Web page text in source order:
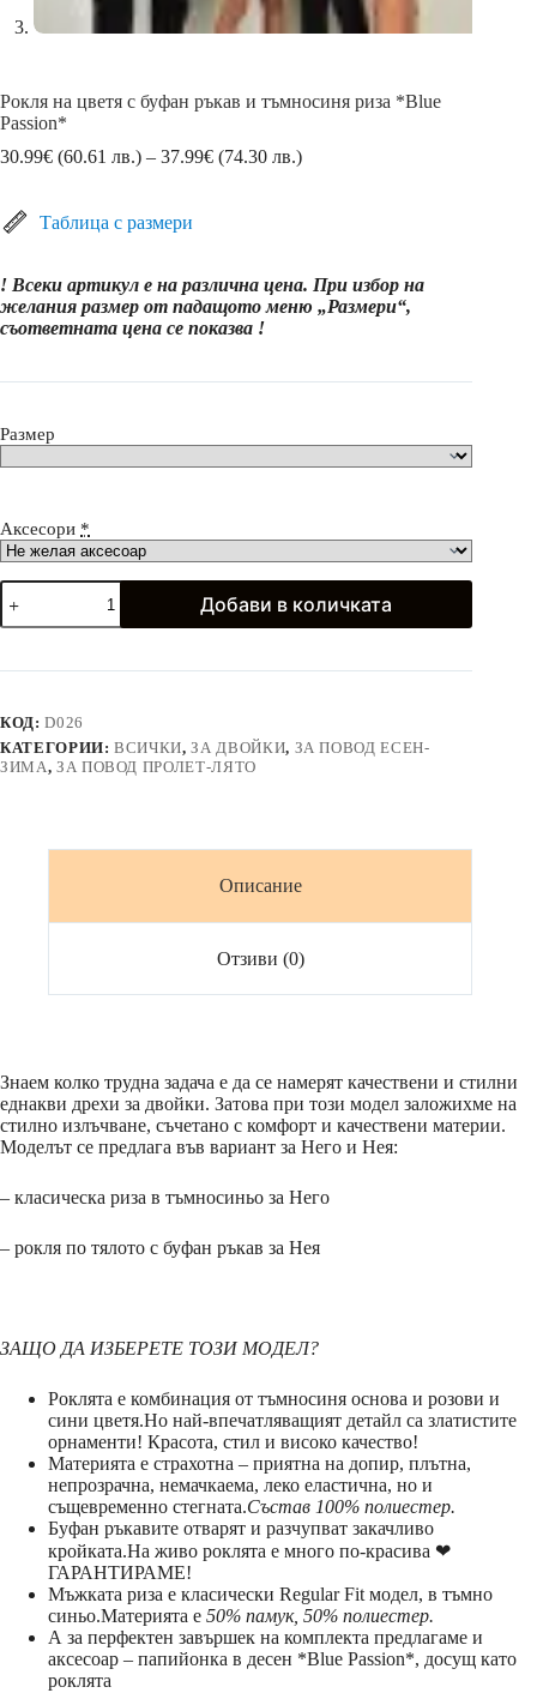
Рокля на цветя с буфан ръкав и тъмносиня риза *Blue
Passion*
30.99€ (60.61 лв.) – 37.99€ (74.30 лв.)Price
37.99€
(74.30
Таблица с размери
! Всеки артикул е на различна цена. При избор на
желания размер от падащото меню „Размери“,
съответната цена се показва !
Размер
Аксесори *
количество
за
Рокля
цветя
ръкав
и
тъмносиня
Добави в количката
КОД:D026
КАТЕГОРИИ:ВСИЧКИ,ЗА ДВОЙКИ, ЗА ПОВОД ЕСЕН-
ЗИМА, ЗА ПОВОД ПРОЛЕТ-ЛЯТО
Описание
Отзиви (0)
Знаем колко трудна задача е да се намерят качествени и стилни
еднакви дрехи за двойки. Затова при този модел заложихме на
стилно излъчване, съчетано с комфорт и качествени материи.
Моделът се предлага във вариант за Него и Нея:
– класическа риза в тъмносиньо за Него
– рокля по тялото с буфан ръкав за Нея
ЗАЩО ДА ИЗБЕРЕТЕ ТОЗИ МОДЕЛ?
Роклята е комбинация от тъмносиня основа и розови и
сини цветя.Но най-впечатляващият детайл са златистите
орнаменти! Красота, стил и високо качество!
Материята е страхотна – приятна на допир, плътна,
непрозрачна, немачкаема, леко еластична, но и
същевременно стегната.Състав 100% полиестер.
Буфан ръкавите отварят и разчупват закачливо
кройката.На живо роклята е много по-красива ❤
ГАРАНТИРАМЕ!
Мъжката риза е класически Regular Fit модел, в тъмно
синьо.Материята е 50% памук, 50% полиестер.
А за перфектен завършек на комплекта предлагаме и
аксесоар – папийонка в десен *Blue Passion*, досущ като
роклята